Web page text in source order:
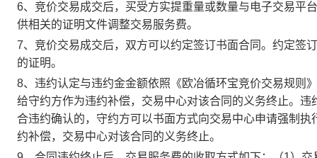
6、竞价交易成交后，买受方实提重量或数量与电子交易平
供相关的证明文件调整交易服务费。
7、竞价交易成交后，双方可以约定签订书面合同。约定签
的证明。
8、违约认定与违约金金额依照《欧冶循环宝竞价交易规则
给守约方作为违约补偿，交易中心对该合同的义务终止。
合违约确认的，守约方可以书面方式向交易中心申请强制
约补偿，交易中心对该合同的义务终止。